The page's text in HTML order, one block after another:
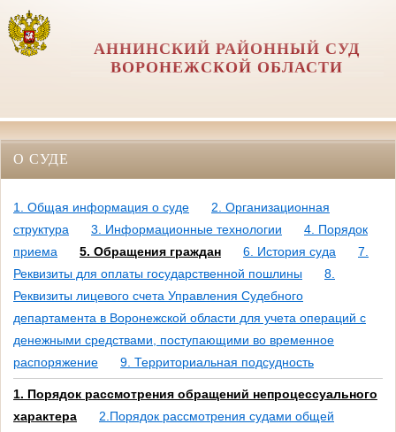
АННИНСКИЙ РАЙОННЫЙ СУД
ВОРОНЕЖСКОЙ ОБЛАСТИ
О СУДЕ
1. Общая информация о суде
2. Организационная
структура
3. Информационные технологии
4. Порядок
приема
5. Обращения граждан 6. История суда
7.
Реквизиты для оплаты государственной пошлины
8.
Реквизиты лицевого счета Управления Судебного
департамента в Воронежской области для учета операций с
денежными средствами, поступающими во временное
распоряжение
9. Территориальная подсудность
1. Порядок рассмотрения обращений непроцессуального
характера
2.Порядок рассмотрения судами общей